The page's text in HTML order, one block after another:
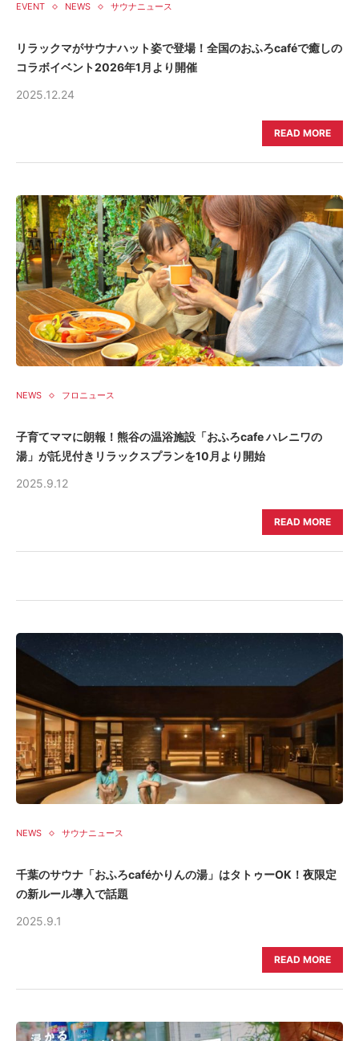
EVENT NEWS サウナニュース
リラックマがサウナハット姿で登場！全国のおふろcaféで癒しの
コラボイベント2026年1月より開催
2025.12.24
READ MORE
NEWS フロニュース
子育てママに朗報！熊谷の温浴施設「おふろcafe ハレニワの
湯」が託児付きリラックスプランを10月より開始
2025.9.12
READ MORE
NEWS サウナニュース
千葉のサウナ「おふろcaféかりんの湯」はタトゥーOK！夜限定
の新ルール導入で話題
2025.9.1
READ MORE